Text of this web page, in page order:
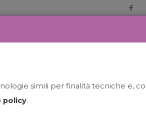
simili per finalità tecniche e,
policy.